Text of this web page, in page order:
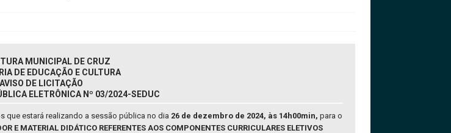
MUNICIPAL DE CRUZ
DE EDUCAÇÃO E CULTURA
AVISO DE LICITAÇÃO
ELETRÔNICA Nº 03/2024-SEDUC
que estará realizando a sessão pública no dia 26 de dezembro de 2024, às 14h00min, para o
E MATERIAL DIDÁTICO REFERENTES AOS COMPONENTES CURRICULARES ELETIVOS